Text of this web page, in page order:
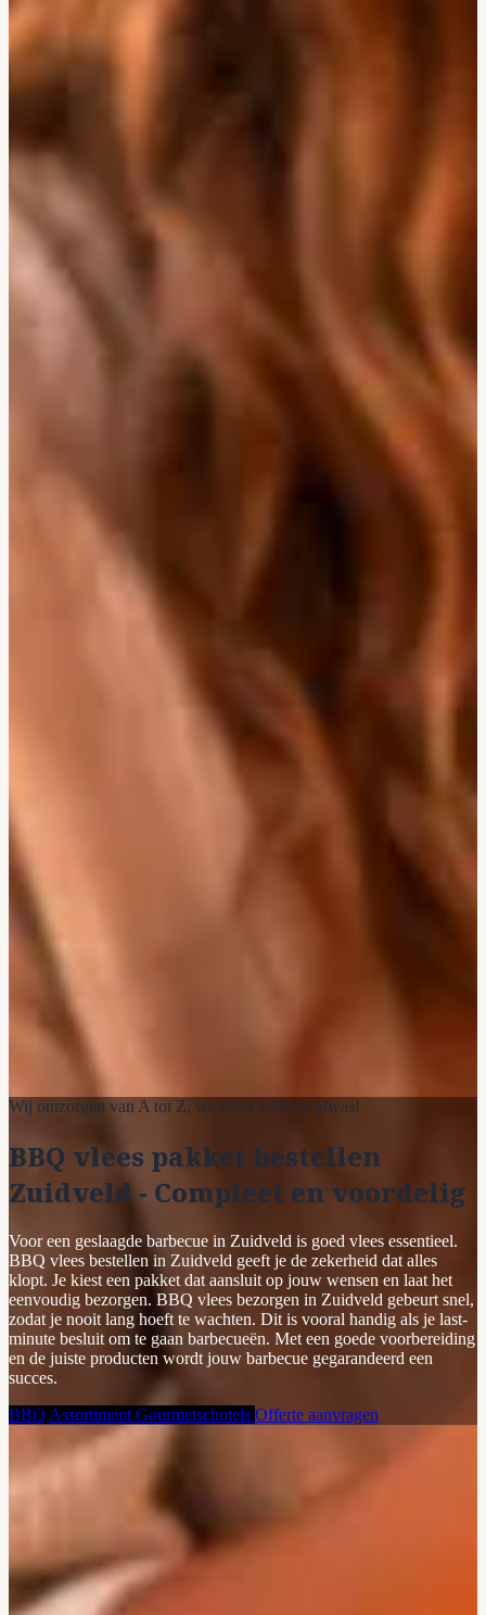
Wij ontzorgen van A tot Z, we doen zelfs de afwas!
BBQ vlees pakket bestellen
Zuidveld - Compleet en voordelig
Voor een geslaagde barbecue in Zuidveld is goed vlees essentieel.
BBQ vlees bestellen in Zuidveld geeft je de zekerheid dat alles
klopt. Je kiest een pakket dat aansluit op jouw wensen en laat het
eenvoudig bezorgen. BBQ vlees bezorgen in Zuidveld gebeurt snel,
zodat je nooit lang hoeft te wachten. Dit is vooral handig als je last-
minute besluit om te gaan barbecueën. Met een goede voorbereiding
en de juiste producten wordt jouw barbecue gegarandeerd een
succes.
BBQ Assortiment Gourmetschotels Offerte aanvragen